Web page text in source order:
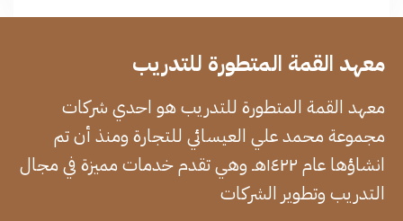
معهد القمة المتطورة للتدريب
معهد القمة المتطورة للتدريب هو احدي شركات
مجموعة محمد علي العيسائي للتجارة ومنذ أن تم
انشاؤها عام ١٤٢٢هـ وهي تقدم خدمات مميزة في مجال
التدريب وتطوير الشركات